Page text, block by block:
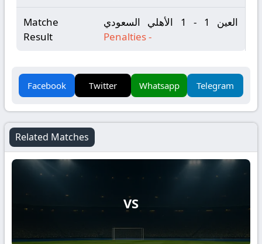
Matche
Result
العين 1 - 1 الأهلي السعودي
Penalties-
Facebook Twitter Whatsapp Telegram
Related Matches
VS